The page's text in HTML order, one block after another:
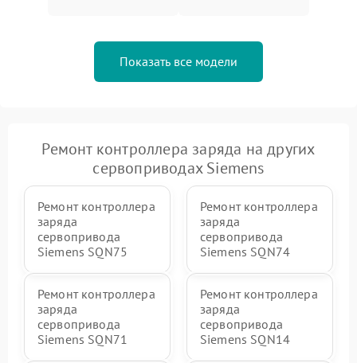
Показать все модели
Ремонт контроллера заряда на других
сервоприводах Siemens
Ремонт контроллера
заряда
сервопривода
Siemens SQN75
Ремонт контроллера
заряда
сервопривода
Siemens SQN74
Ремонт контроллера
заряда
сервопривода
Siemens SQN71
Ремонт контроллера
заряда
сервопривода
Siemens SQN14